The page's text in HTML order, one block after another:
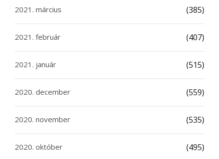
2021. március (385)
2021. február (407)
2021. január (515)
2020. december (559)
2020. november (535)
2020. október (495)